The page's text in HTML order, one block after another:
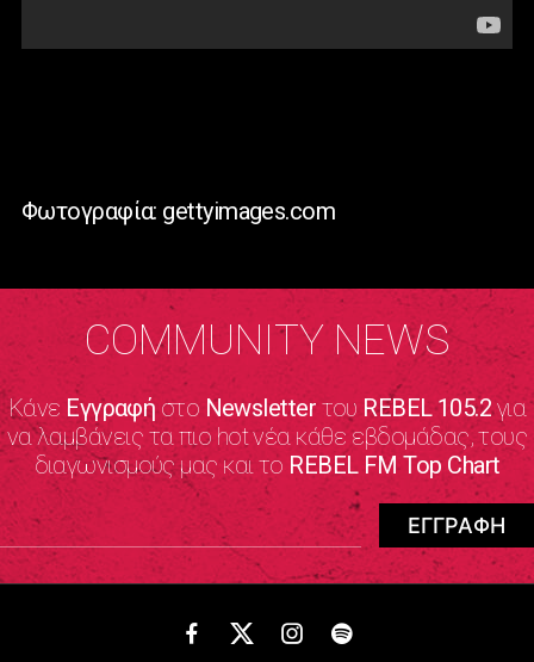
Φωτογραφία: gettyimages.com
COMMUNITY NEWS
Κάνε Εγγραφήστο NewsletterτουREBEL 105.2για
να λαμβάνεις τα πιο hot νέα κάθε εβδομάδας, τους
διαγωνισμούς μας και το REBEL FM Top Chart